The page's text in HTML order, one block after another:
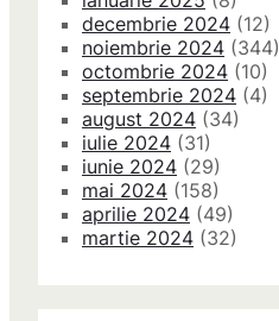
decembrie 2024 (12)
noiembrie 2024 (344)
octombrie 2024 (10)
septembrie 2024 (4)
august 2024 (34)
iulie 2024 (31)
iunie 2024 (29)
mai 2024 (158)
aprilie 2024 (49)
martie 2024 (32)